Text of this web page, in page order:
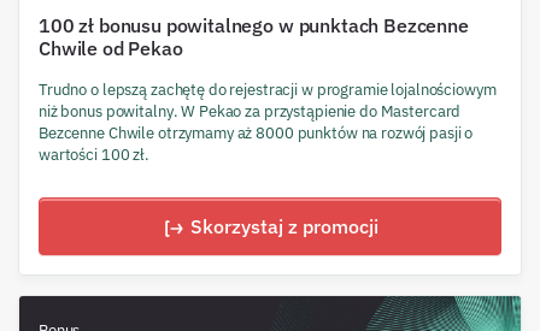
100 zł bonusu powitalnego w punktach Bezcenne
Chwile od Pekao
Trudno o lepszą zachętę do rejestracji w programie lojalnościowym
niż bonus powitalny. W Pekao za przystąpienie do Mastercard
Bezcenne Chwile otrzymamy aż 8000 punktów na rozwój pasji o
wartości 100 zł.
Skorzystaj z promocji